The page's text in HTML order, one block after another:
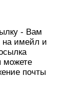
- Вам
на имейл и
можете
почты